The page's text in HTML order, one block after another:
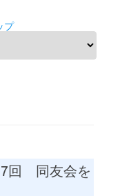
プ
回 同友会を